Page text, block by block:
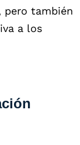
pero también
a los